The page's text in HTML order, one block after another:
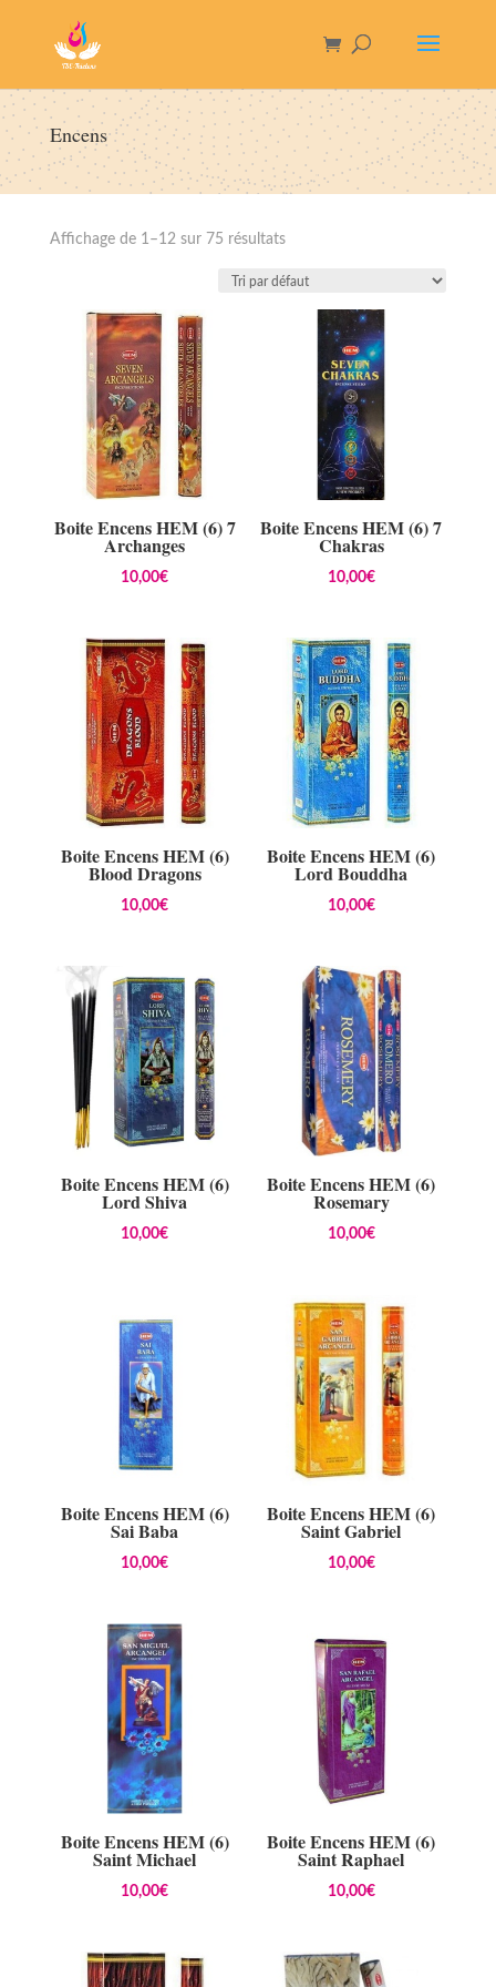
Encens
Affichage de 1–12 sur 75 résultats
Boite Encens HEM (6) 7
Archanges
10,00€
Boite Encens HEM (6) 7
Chakras
10,00€
Boite Encens HEM (6)
Blood Dragons
10,00€
Boite Encens HEM (6)
Lord Bouddha
10,00€
Boite Encens HEM (6)
Lord Shiva
10,00€
Boite Encens HEM (6)
Rosemary
10,00€
Boite Encens HEM (6)
Sai Baba
10,00€
Boite Encens HEM (6)
Saint Gabriel
10,00€
Boite Encens HEM (6)
Saint Michael
10,00€
Boite Encens HEM (6)
Saint Raphael
10,00€